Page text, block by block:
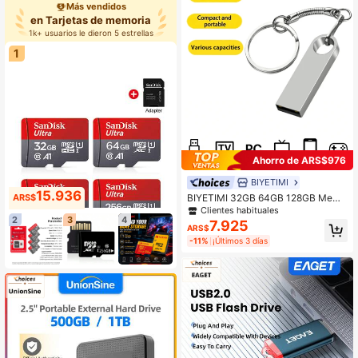
Más vendidos
en Tarjetas de memoria
1k+ usuarios le dieron 5 estrellas
1
ARS$15.936
2 3 4
Ahorro de ARS$976
BIYETIMI
BIYETIMI 32GB 64GB 128GB Memo
ria USB 2.0 de Alta Velocidad Minia
tura Para Computadora y Teléfono
16GB 32GB Memoria USB 64GB 8G
B 4GB
Clientes habituales
ARS$7.925
-11% ¡Últimos 3 días